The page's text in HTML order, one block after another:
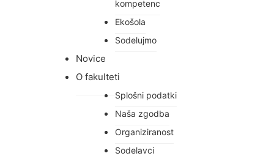
kompetenc
Ekošola
Sodelujmo
Novice
O fakulteti
Splošni podatki
Naša zgodba
Organiziranost
Sodelavci